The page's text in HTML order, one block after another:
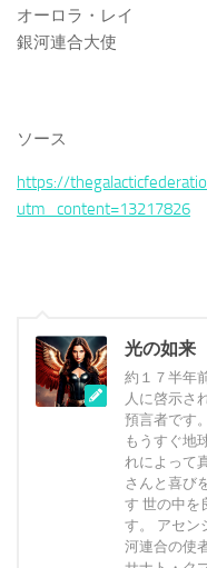
オーロラ・レイ
銀河連合大使
ソース
https://
utm_content=13217826
光の如来
約１７半年
人に啓示さ
預言者です
もうすぐ地
れによって
さんと喜び
す 世の中を
す。 アセン
河連合の使